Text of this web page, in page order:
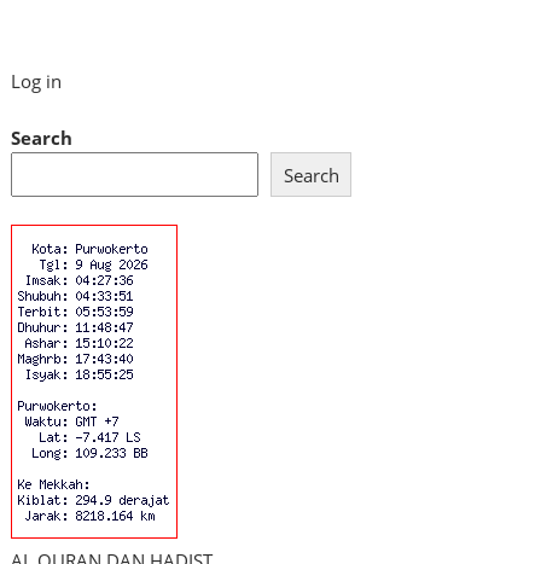
Log in
Search
Search